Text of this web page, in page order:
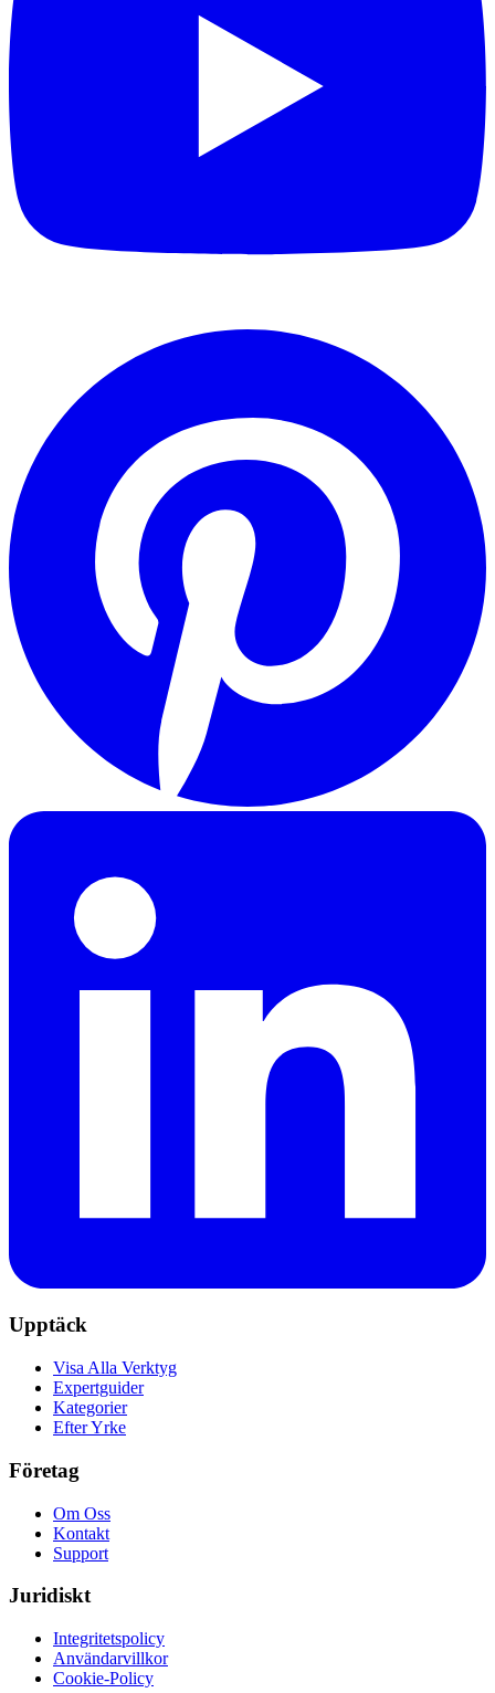
Upptäck
Visa Alla Verktyg
Expertguider
Kategorier
Efter Yrke
Företag
Om Oss
Kontakt
Support
Juridiskt
Integritetspolicy
Användarvillkor
Cookie-Policy